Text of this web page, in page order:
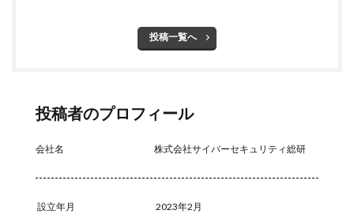
投稿一覧へ
投稿者のプロフィール
会社名 株式会社サイバーセキュリティ総研
設立年月 2023年2月